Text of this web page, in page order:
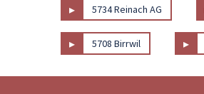
▸ 5734 Reinach AG
▸ 5708 Birrwil ▸